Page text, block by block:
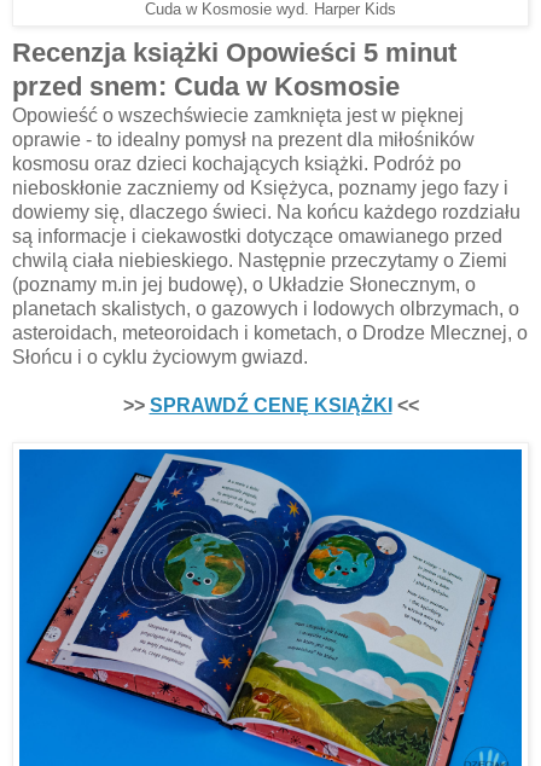
Cuda w Kosmosie wyd. Harper Kids
Recenzja książki Opowieści 5 minut
przed snem: Cuda w Kosmosie
Opowieść o wszechświecie zamknięta jest w pięknej
oprawie - to idealny pomysł na prezent dla miłośników
kosmosu oraz dzieci kochających książki. Podróż po
nieboskłonie zaczniemy od Księżyca, poznamy jego fazy i
dowiemy się, dlaczego świeci. Na końcu każdego rozdziału
są informacje i ciekawostki dotyczące omawianego przed
chwilą ciała niebieskiego. Następnie przeczytamy o Ziemi
(poznamy m.in jej budowę), o Układzie Słonecznym, o
planetach skalistych, o gazowych i lodowych olbrzymach, o
asteroidach, meteoroidach i kometach, o Drodze Mlecznej, o
Słońcu i o cyklu życiowym gwiazd.
>> SPRAWDŹ CENĘ KSIĄŻKI <<